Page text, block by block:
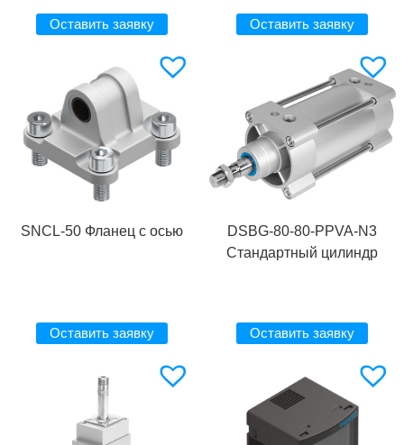
Оставить заявку Оставить заявку
SNCL-50 Фланец с осью
Оставить заявку
DSBG-80-80-PPVA-N3
Стандартный цилиндр
Оставить заявку